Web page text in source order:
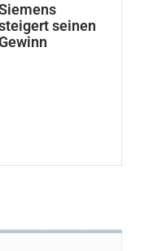
seinen
Gewinn